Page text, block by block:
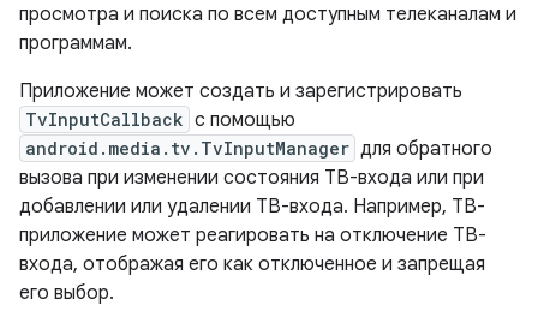
просмотра и поиска по всем доступным телеканалам и
программам.
Приложение может создать и зарегистрировать
TvInputCallback с помощью
android.media.tv.TvInputManager для обратного
вызова при изменении состояния ТВ-входа или при
добавлении или удалении ТВ-входа. Например, ТВ-
приложение может реагировать на отключение ТВ-
входа, отображая его как отключенное и запрещая
его выбор.